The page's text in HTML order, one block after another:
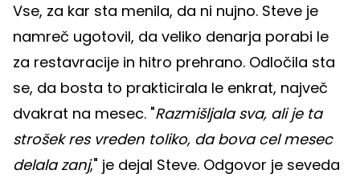
Vse, za kar sta menila, da ni nujno. Steve je
namreč ugotovil, da veliko denarja porabi le
za restavracije in hitro prehrano. Odločila sta
se, da bosta to prakticirala le enkrat, največ
dvakrat na mesec. "Razmišljala sva, ali je ta
strošek res vreden toliko, da bova cel mesec
delala zanj," je dejal Steve. Odgovor je seveda